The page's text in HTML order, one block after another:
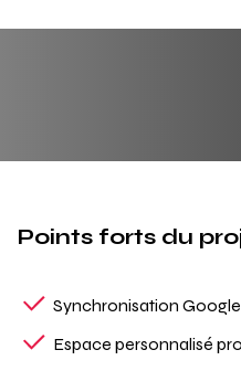
Points forts du
Synchronisation
Espace personnalisé